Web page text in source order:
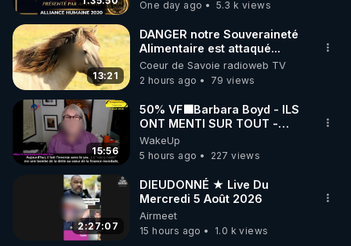
code : REGENERE10
▶ 30 jours gratuit sur l’application de méditation et
de bien-être ENVOL :
Rendez-vous sur https://www.envol.app/code
le code : REGENERE
One day ago
5.3 k views
13:21
DANGER notre Souveraineté
Alimentaire est attaqué...
Coeur de Savoie radioweb TV
2 hours ago
79 views
15:56
50% VF🟩Barbara Boyd - ILS
ONT MENTI SUR TOUT -
Jocelyne Traduction
WakeUp
5 hours ago
227 views
2:27:07
DIEUDONNÉ ★ Live Du
Mercredi 5 Août 2026
Airmeet
15 hours ago
1.0 k views